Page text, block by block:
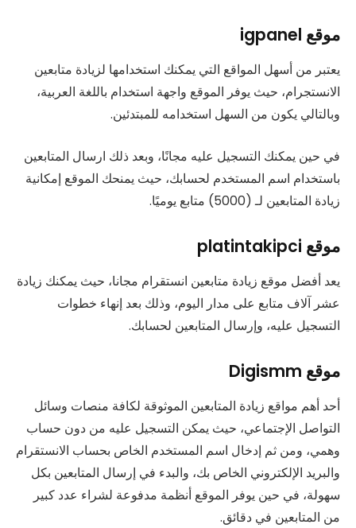
موقع igpanel
يعتبر من أسهل المواقع التي يمكنك استخدامها لزيادة متابعين
الانستجرام، حيث يوفر الموقع واجهة استخدام باللغة العربية،
وبالتالي يكون من السهل استخدامه للمبتدئين.
في حين يمكنك التسجيل عليه مجانًا، وبعد ذلك ارسال المتابعين
باستخدام اسم المستخدم لحسابك، حيث يمنحك الموقع إمكانية
زيادة المتابعين لـ (5000) متابع يوميًا.
موقع platintakipci
يعد أفضل موقع زيادة متابعين انستقرام مجانا، حيث يمكنك زيادة
عشر آلاف متابع على مدار اليوم، وذلك بعد إنهاء خطوات
التسجيل عليه، وإرسال المتابعين لحسابك.
موقع Digismm
أحد أهم مواقع زيادة المتابعين الموثوقة لكافة منصات وسائل
التواصل الإجتماعي، حيث يمكن التسجيل عليه من دون حساب
وهمي، ومن ثم إدخال اسم المستخدم الخاص بحساب الانستقرام
والبريد الإلكتروني الخاص بك، والبدء في إرسال المتابعين بكل
سهولة، في حين يوفر الموقع أنظمة مدفوعة لشراء عدد كبير
من المتابعين في دقائق.